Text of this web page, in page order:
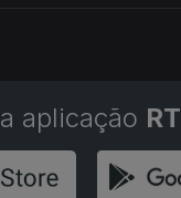
aplicação